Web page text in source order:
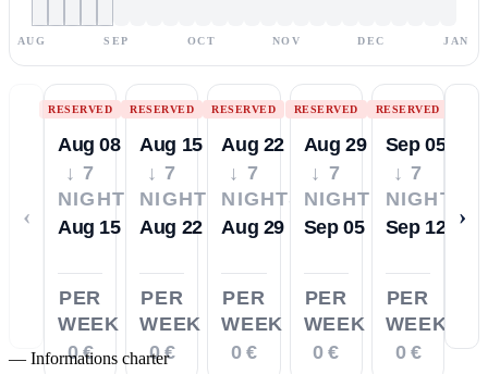
AUG SEP OCT NOV DEC JAN
‹
RESERVED
Aug 08
↓ 7
NIGHTS
Aug 15
PER
WEEK
0 €
RESERVED
Aug 15
↓ 7
NIGHTS
Aug 22
PER
WEEK
0 €
RESERVED
Aug 22
↓ 7
NIGHTS
Aug 29
PER
WEEK
0 €
RESERVED
Aug 29
↓ 7
NIGHTS
Sep 05
PER
WEEK
0 €
RESERVED
Sep 05
↓ 7
NIGHTS
Sep 12
PER
WEEK
0 €
›
— Informations charter